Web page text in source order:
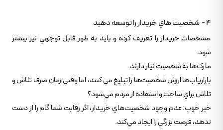
4 - شخصيت هاي خريدار را توسعه دهيد
مشخصات خريدار را تعريف کرده و بايد به طور قابل توجهي نيز بيشتر
شود.
مارک‌ها به شخصيت نياز دارند.
بازارياب‌ها ارزش شخصيت‌ها را تبليغ مي کنند، اما وقتي زمان صرف تلاش و
تلاش براي ساخت و استفاده از مردم مي‌شود؟
خبر خوب: عدم وجود شخصيت‌هاي خريدار، اگر رقابت شما گام را از دست
ندهد، فرصت بزرگي را ايجاد مي‌کند.